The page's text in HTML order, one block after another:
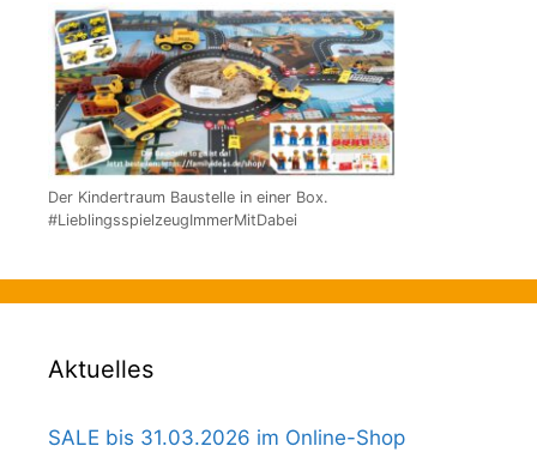
Der Kindertraum Baustelle in einer Box.
#LieblingsspielzeugImmerMitDabei
Aktuelles
SALE bis 31.03.2026 im Online-Shop